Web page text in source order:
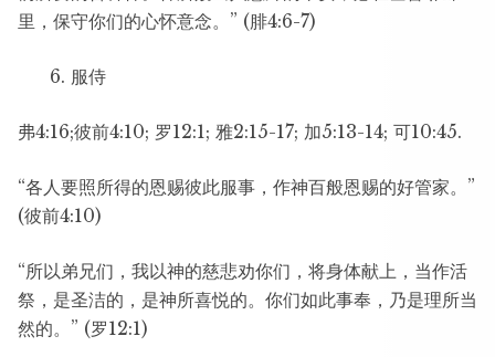
里，保守你们的心怀意念。” (腓4:6-7)
服侍
弗4:16;彼前4:10; 罗12:1; 雅2:15-17; 加5:13-14; 可10:45.
“各人要照所得的恩赐彼此服事，作神百般恩赐的好管家。”
(彼前4:10)
“所以弟兄们，我以神的慈悲劝你们，将身体献上，当作活
祭，是圣洁的，是神所喜悦的。你们如此事奉，乃是理所当
然的。” (罗12:1)